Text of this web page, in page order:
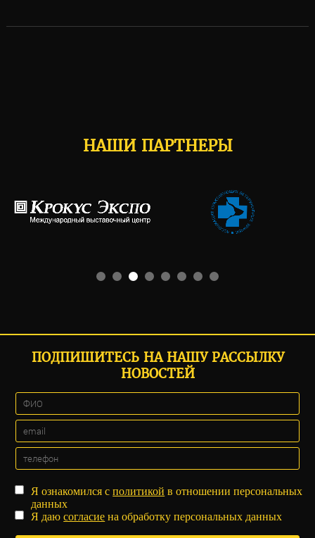
НАШИ ПАРТНЕРЫ
ПОДПИШИТЕСЬ НА НАШУ РАССЫЛКУ
НОВОСТЕЙ
Я ознакомился сполитикой в отношении персональных
данных
Я даюсогласие на обработку персональных данных